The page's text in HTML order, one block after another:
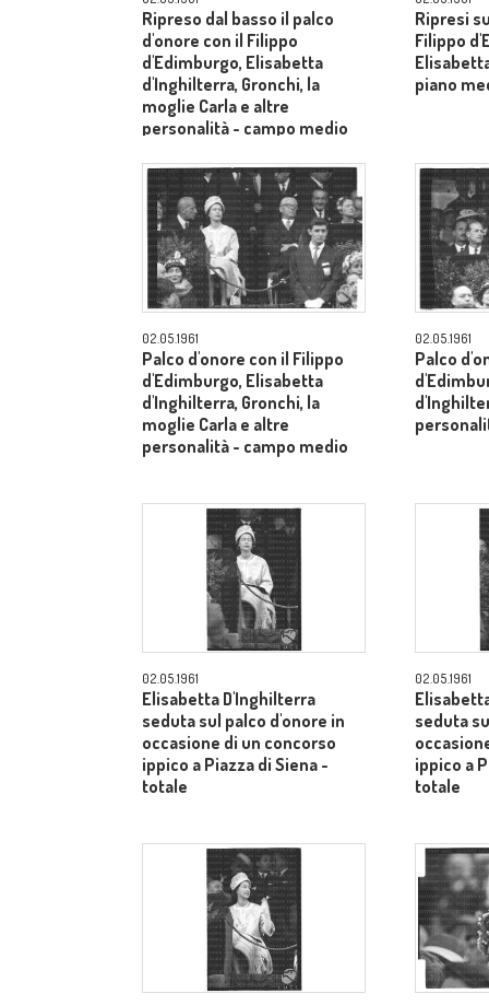
Ripreso dal basso il palco
d'onore con il Filippo
d'Edimburgo, Elisabetta
d'Inghilterra, Gronchi, la
moglie Carla e altre
personalità - campo medio
Ripresi
Filippo
piano
02.05.1961
Palco d'onore con il Filippo
d'Edimburgo, Elisabetta
d'Inghilterra, Gronchi, la
moglie Carla e altre
personalità - campo medio
02.05.1961
Palco
02.05.1961
Elisabetta D'Inghilterra
seduta sul palco d'onore in
occasione di un concorso
ippico a Piazza di Siena -
totale
02.05.1961
seduta
ippico a
totale